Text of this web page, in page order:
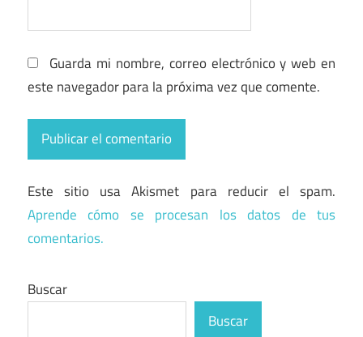
Guarda mi nombre, correo electrónico y web en
este navegador para la próxima vez que comente.
Este sitio usa Akismet para reducir el spam.
Aprende cómo se procesan los datos de tus
comentarios.
Buscar
Buscar